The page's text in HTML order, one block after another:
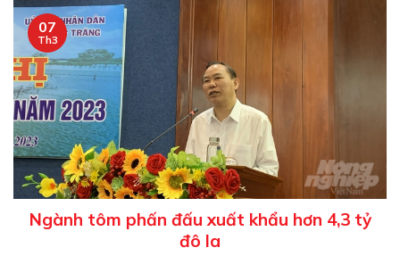
Ngành tôm phấn đấu xuất khẩu hơn 4,3 tỷ
đô la
07
Th3